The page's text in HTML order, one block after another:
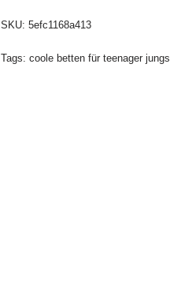
SKU: 5efc1168a413
Tags: coole betten für teenager jungs